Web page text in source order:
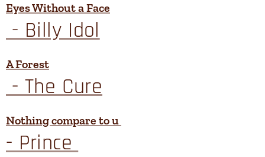
Eyes Without a Face
- Billy Idol
A Forest
- The Cure
Nothing compare to u
- Prince